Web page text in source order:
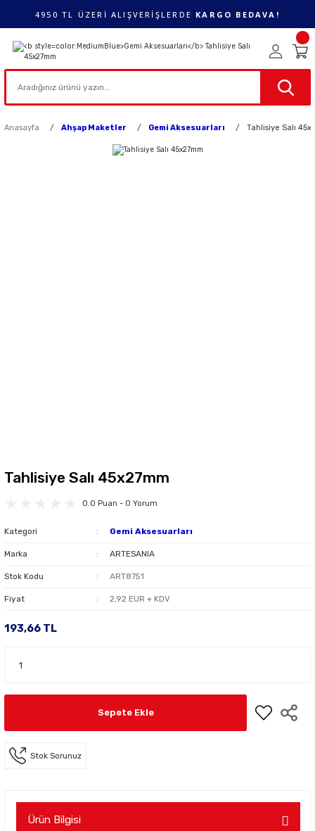
4950 TL ÜZERİ ALIŞVERİŞLERDE KARGO BEDAVA!
Anasayfa Ahşap Maketler Gemi Aksesuarları Tahlisiye Salı
Tahlisiye Salı 45x27mm
0.0 Puan - 0 Yorum
Kategori Gemi Aksesuarları
Marka ARTESANIA
Stok Kodu ART8751
Fiyat 2,92 EUR + KDV
193,66 TL
Sepete Ekle
Stok Sorunuz
Ürün Bilgisi